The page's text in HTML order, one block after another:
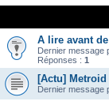
A lire avant
Dernier message
Réponses : 1
[Actu] Metroid
Dernier message